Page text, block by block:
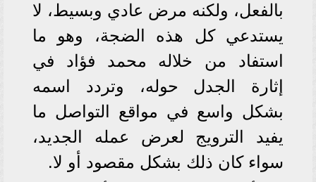
بالفعل، ولكنه مرض عادي وبسيط، لا
يستدعي كل هذه الضجة، وهو ما
استفاد من خلاله محمد فؤاد في
إثارة الجدل حوله، وتردد اسمه
بشكل واسع في مواقع التواصل ما
يفيد الترويج لعرض عمله الجديد،
سواء كان ذلك بشكل مقصود أو لا.